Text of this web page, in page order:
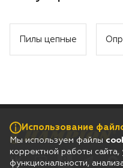
Пилы цепные
Использование
Мы используем файлы
корректной работы
функциональности,